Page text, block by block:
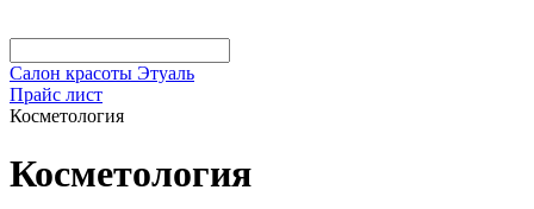
Салон красоты Этуаль
Прайс лист
Косметология
Косметология